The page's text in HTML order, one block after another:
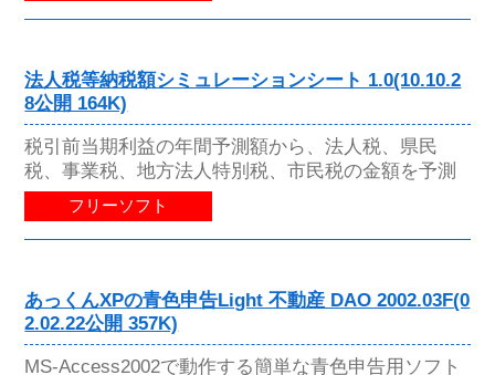
法人税等納税額シミュレーションシート 1.0(10.10.2
8公開 164K)
税引前当期利益の年間予測額から、法人税、県民
税、事業税、地方法人特別税、市民税の金額を予測
フリーソフト
あっくんXPの青色申告Light 不動産 DAO 2002.03F(0
2.02.22公開 357K)
MS-Access2002で動作する簡単な青色申告用ソフト